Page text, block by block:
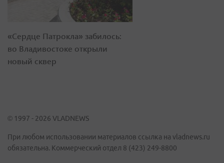
«Сердце Патрокла» забилось:
во Владивостоке открыли
новый сквер
© 1997 - 2026 VLADNEWS
При любом использовании материалов ссылка на vladnews.ru
обязательна. Коммерческий отдел 8 (423) 249-8800